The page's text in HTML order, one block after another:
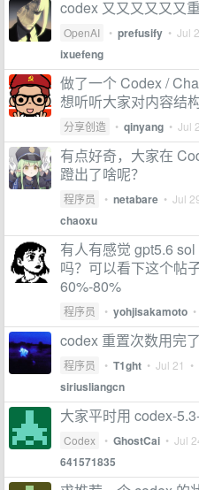
codex 又又又又又又
OpenAI • prefusify • Jul
ixuefeng
做了一个 Codex /
想听听大家对内容结
分享创造 • qinyang • Jul
有点好奇，大家在
蹬出了啥呢？
程序员 • netabare • Jul
chaoxu
有人有感觉 gpt5.6
吗？可以看下这个帖
60%-80%
程序员 • yohjisakamoto •
codex 重置次数用完
程序员 • T1ght • Jul 21
siriusliangcn
大家平时用 codex-
Codex • GhostCai • Jul
641571835